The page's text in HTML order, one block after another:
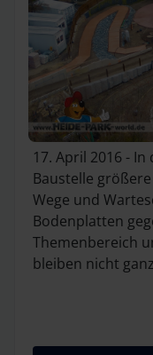
17. April 2016 -
Baustelle
Wege und
Bodenplatten
Themenbereich
bleiben nicht